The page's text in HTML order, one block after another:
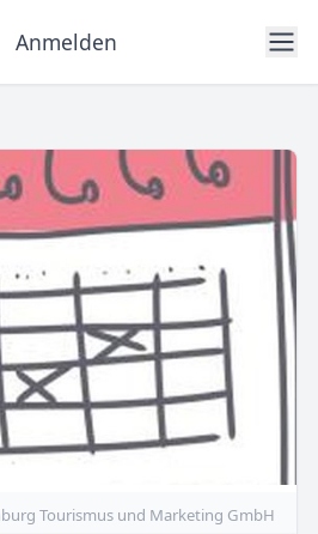
Anmelden
Tourismus und Marketing GmbH